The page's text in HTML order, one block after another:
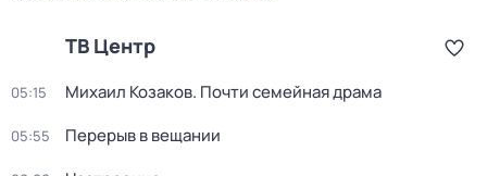
ТВ Центр
05:15 Михаил Козаков. Почти семейная драма
05:55 Перерыв в вещании